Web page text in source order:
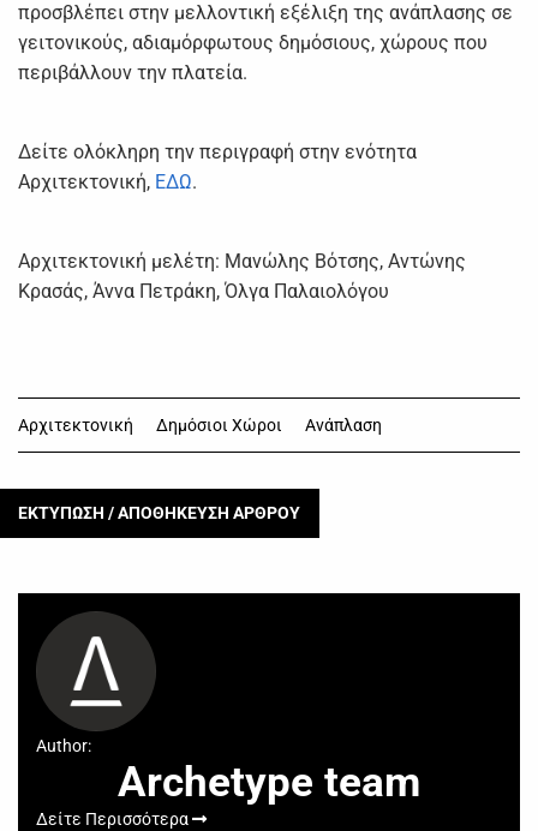
προσβλέπει στην μελλοντική εξέλιξη της ανάπλασης σε
γειτονικούς, αδιαμόρφωτους δημόσιους, χώρους που
περιβάλλουν την πλατεία.
Δείτε ολόκληρη την περιγραφή στην ενότητα
Αρχιτεκτονική, ΕΔΩ.
Αρχιτεκτονική μελέτη: Μανώλης Βότσης, Αντώνης
Κρασάς, Άννα Πετράκη, Όλγα Παλαιολόγου
Αρχιτεκτονική Δημόσιοι Χώροι Ανάπλαση
ΕΚΤΥΠΩΣΗ / ΑΠΟΘΗΚΕΥΣΗ ΑΡΘΡΟΥ
Author:
Archetype team
Δείτε Περισσότερα